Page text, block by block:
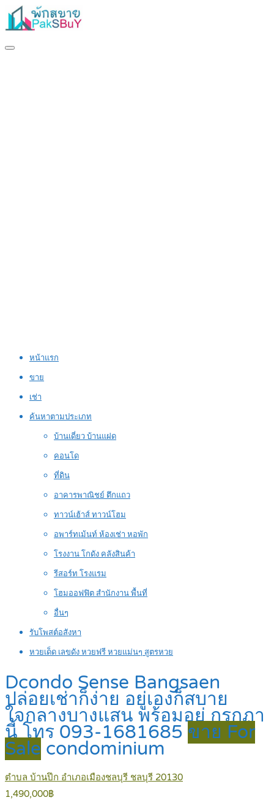
หน้าแรก
ขาย
เช่า
ค้นหาตามประเภท
บ้านเดี่ยว บ้านแฝด
คอนโด
ที่ดิน
อาคารพาณิชย์ ตึกแถว
ทาวน์เฮ้าส์ ทาวน์โฮม
อพาร์ทเม้นท์ ห้องเช่า หอพัก
โรงงาน โกดัง คลังสินค้า
รีสอร์ท โรงแรม
โฮมออฟฟิต สำนักงาน พื้นที่
อื่นๆ
รับโพสต์อสังหา
หวยเด็ด เลขดัง หวยฟรี หวยแม่นๆ สูตรหวย
Dcondo Sense Bangsaen
ปล่อยเช่าก็ง่าย อยู่เองก็สบาย
ใจกลางบางแสน พร้อมอยู่ กรกฏา
นี้ โทร 093-1681685 ขาย For
Sale condominium
ตำบล บ้านปึก อำเภอเมืองชลบุรี ชลบุรี 20130
1,490,000฿